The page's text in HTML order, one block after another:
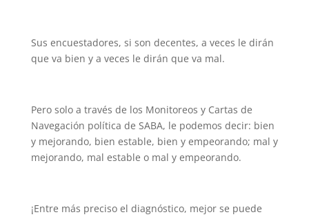
Sus encuestadores, si son decentes, a veces le dirán
que va bien y a veces le dirán que va mal.
Pero solo a través de los Monitoreos y Cartas de
Navegación política de SABA, le podemos decir: bien
y mejorando, bien estable, bien y empeorando; mal y
mejorando, mal estable o mal y empeorando.
¡Entre más preciso el diagnóstico, mejor se puede